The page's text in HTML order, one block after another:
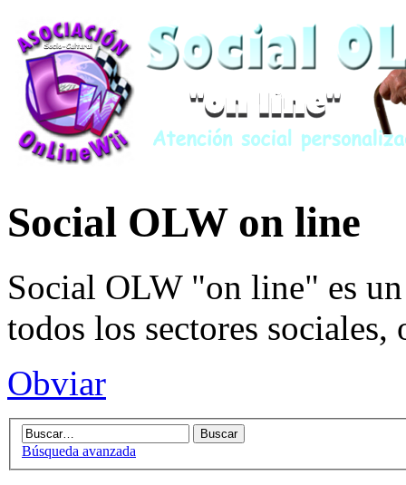
Social OLW on line
Social OLW "on line" es
todos los sectores sociales,
Obviar
Búsqueda avanzada